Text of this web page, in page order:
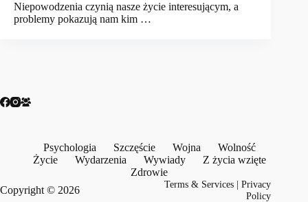
Niepowodzenia czynią nasze życie interesującym, a
problemy pokazują nam kim …
Psychologia Szczęście Wojna
Wolność
Życie
Wydarzenia Wywiady
Z życia wzięte
Zdrowie
Copyright © 2026
Terms & Services |Privacy
Policy